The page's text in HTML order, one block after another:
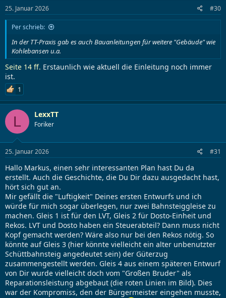
25. Januar 2026 #30
Per schrieb:
In der TT-Praxis gab es auch Bauanleitungen für weitere "Gebäude" wie
Kohlebansen u.a.
Seite 14 ff. Erstaunlich wie aktuell die Einleitung noch immer
ist.
1
L LexxTT
Foriker
25. Januar 2026 #31
Hallo Markus, einen sehr interessanten Plan hast Du da
erstellt. Auch die Geschichte, die Du Dir dazu ausgedacht hast,
hört sich gut an.
Mir gefällt die "Luftigkeit" Deines ersten Entwurfs und ich
würde für mich sogar überlegen, nur zwei Bahnsteiggleise zu
machen. Gleis 1 ist für den LVT, Gleis 2 für Dosto-Einheit und
Rekos. LVT und Dosto haben ein Steuerabteil? Dann muss nicht
Kopf gemacht werden? Wäre also nur bei den Rekos nötig. So
könnte auf Gleis 3 (hier könnte vielleicht ein alter unbenutzter
Schüttbahnsteig angedeutet sein) der Güterzug
zusammengestellt werden. Gleis 4 aus einem späteren Entwurf
von Dir wurde vielleicht doch vom "Großen Bruder" als
Reparationsleistung abgebaut (die roten Linien im Bild). Dies
war der Kompromiss, den der Bürgermeister eingehen musste,